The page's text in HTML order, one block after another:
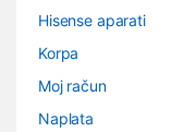
Hisense aparati
Korpa
Moj račun
Naplata